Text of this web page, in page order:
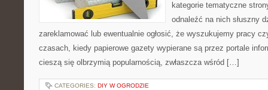
kategorie tematyczne
odnaleźć na nich słuszny
zareklamować lub ewentualnie ogłosić, że wyszukujemy pracy
czasach, kiedy papierowe gazety wypierane są przez portale
cieszą się olbrzymią popularnością, zwłaszcza wśród […]
CATEGORIES: DIY W OGRODZIE